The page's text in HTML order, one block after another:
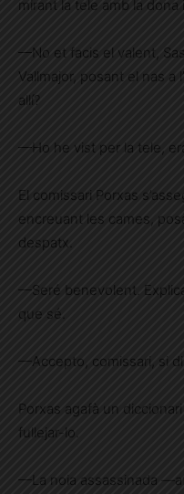
mirant la tele amb la
—No et facis el valent,
Vallmajor, posant el nas a
allí?
—Ho he vist per la tele,
El comissari Porxas
encreuant les cames,
despatx.
—Seré benevolent.
que sé.
—Accepto, comissari, si
Porxas agafà un
fullejar-lo.
—La noia assassinada